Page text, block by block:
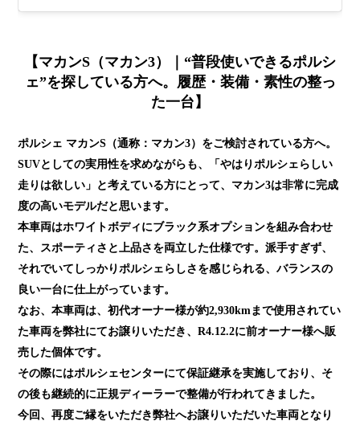
【マカンS（マカン3）｜“普段使いできるポルシ
ェ”を探している方へ。履歴・装備・素性の整っ
た一台】
ポルシェ マカンS（通称：マカン3）をご検討されている方へ。
SUVとしての実用性を求めながらも、「やはりポルシェらしい
走りは欲しい」と考えている方にとって、マカン3は非常に完成
度の高いモデルだと思います。
本車両はホワイトボディにブラック系オプションを組み合わせ
た、スポーティさと上品さを両立した仕様です。派手すぎず、
それでいてしっかりポルシェらしさを感じられる、バランスの
良い一台に仕上がっています。
なお、本車両は、初代オーナー様が約2,930kmまで使用されてい
た車両を弊社にてお譲りいただき、R4.12.2に前オーナー様へ販
売した個体です。
その際にはポルシェセンターにて保証継承を実施しており、そ
の後も継続的に正規ディーラーで整備が行われてきました。
今回、再度ご縁をいただき弊社へお譲りいただいた車両となり